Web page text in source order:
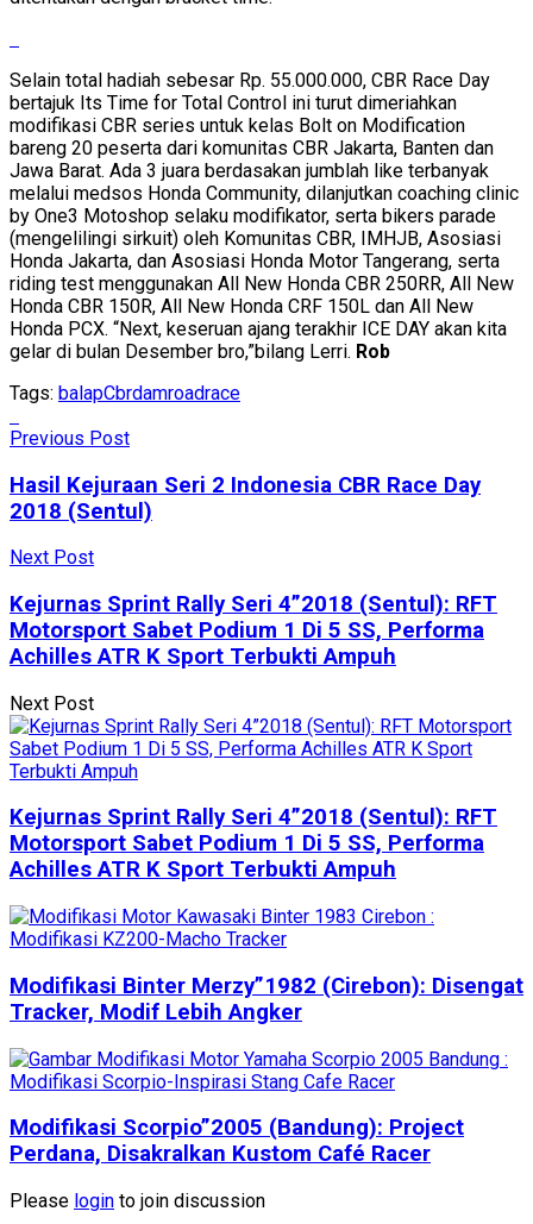
Selain total hadiah sebesar Rp. 55.000.000, CBR Race Day
bertajuk Its Time for Total Control ini turut dimeriahkan
modifikasi CBR series untuk kelas Bolt on Modification
bareng 20 peserta dari komunitas CBR Jakarta, Banten dan
Jawa Barat. Ada 3 juara berdasakan jumblah like terbanyak
melalui medsos Honda Community, dilanjutkan coaching clinic
by One3 Motoshop selaku modifikator, serta bikers parade
(mengelilingi sirkuit) oleh Komunitas CBR, IMHJB, Asosiasi
Honda Jakarta, dan Asosiasi Honda Motor Tangerang, serta
riding test menggunakan All New Honda CBR 250RR, All New
Honda CBR 150R, All New Honda CRF 150L dan All New
Honda PCX. “Next, keseruan ajang terakhir ICE DAY akan kita
gelar di bulan Desember bro,”bilang Lerri. Rob
Tags: balapCbrdamroadrace
Previous Post
Hasil Kejuraan Seri 2 Indonesia CBR Race Day
2018 (Sentul)
Next Post
Kejurnas Sprint Rally Seri 4”2018 (Sentul): RFT
Motorsport Sabet Podium 1 Di 5 SS, Performa
Achilles ATR K Sport Terbukti Ampuh
Next Post
Kejurnas Sprint Rally Seri 4”2018 (Sentul): RFT
Motorsport Sabet Podium 1 Di 5 SS, Performa
Achilles ATR K Sport Terbukti Ampuh
Modifikasi Binter Merzy”1982 (Cirebon): Disengat
Tracker, Modif Lebih Angker
Modifikasi Scorpio”2005 (Bandung): Project
Perdana, Disakralkan Kustom Café Racer
Please login to join discussion